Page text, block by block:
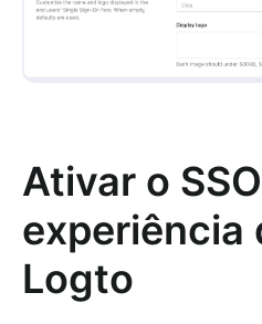
Ativar o
experiência
Logto